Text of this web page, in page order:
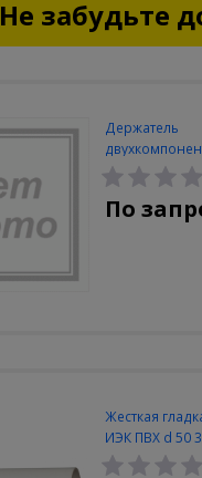
Не забудьте
Держатель
32мм (100шт/
По
Жесткая
ИЭК ПВХ d 50